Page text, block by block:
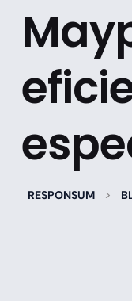
RESPONSUM >